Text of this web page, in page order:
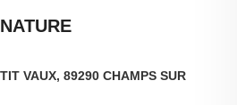
VAUX, 89290 CHAMPS SUR